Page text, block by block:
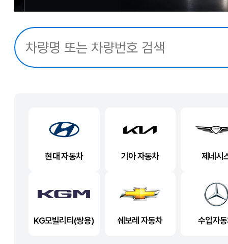
현대 자동차 기아 자동차 제네시
KG모빌리티(쌍용) 쉐보레 자동차 수입자